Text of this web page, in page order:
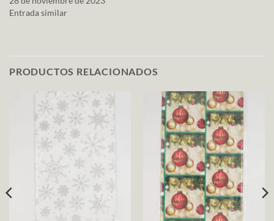
Entrada similar
PRODUCTOS RELACIONADOS